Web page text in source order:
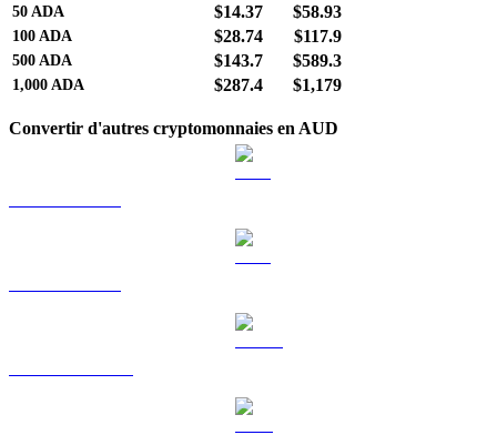
50 ADA $14.37 $58.93
100 ADA $28.74 $117.9
500 ADA $143.7 $589.3
1,000 ADA $287.4 $1,179
Convertir d'autres cryptomonnaies en AUD